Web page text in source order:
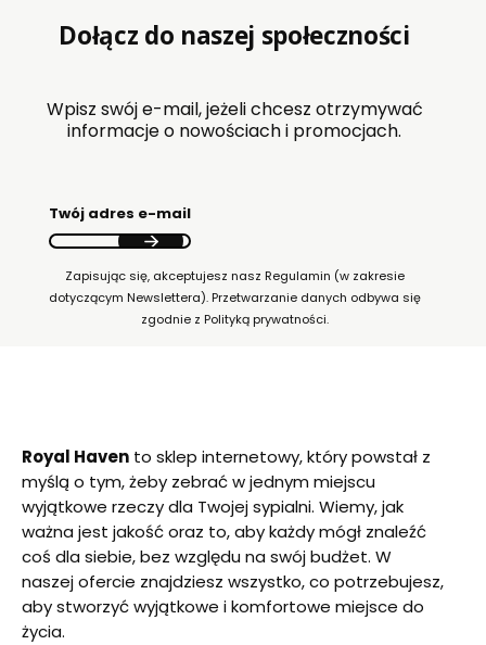
Dołącz do naszej społeczności
Wpisz swój e-mail, jeżeli chcesz otrzymywać
informacje o nowościach i promocjach.
Twój adres e-mail
Zapisując się, akceptujesz nasz Regulamin (w zakresie
dotyczącym Newslettera). Przetwarzanie danych odbywa się
zgodnie z Polityką prywatności.
Royal Haven to sklep internetowy, który powstał z
myślą o tym, żeby zebrać w jednym miejscu
wyjątkowe rzeczy dla Twojej sypialni. Wiemy, jak
ważna jest jakość oraz to, aby każdy mógł znaleźć
coś dla siebie, bez względu na swój budżet. W
naszej ofercie znajdziesz wszystko, co potrzebujesz,
aby stworzyć wyjątkowe i komfortowe miejsce do
życia.